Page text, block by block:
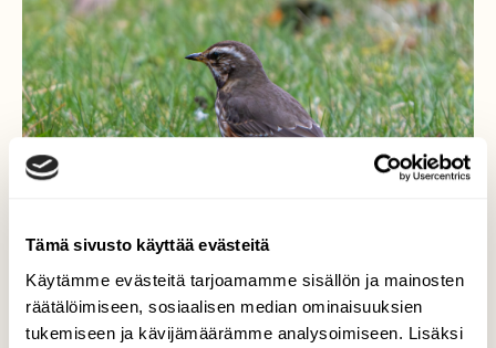
Tämä sivusto käyttää evästeitä
Käytämme evästeitä tarjoamamme sisällön ja mainosten
räätälöimiseen, sosiaalisen median ominaisuuksien
tukemiseen ja kävijämäärämme analysoimiseen. Lisäksi